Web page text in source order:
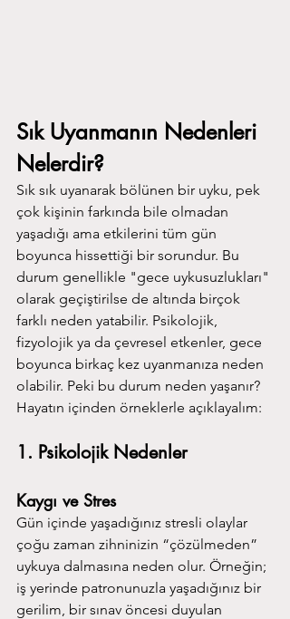
Sık Uyanmanın Nedenleri
Nelerdir?
Sık sık uyanarak bölünen bir uyku, pek
çok kişinin farkında bile olmadan
yaşadığı ama etkilerini tüm gün
boyunca hissettiği bir sorundur. Bu
durum genellikle "gece uykusuzlukları"
olarak geçiştirilse de altında birçok
farklı neden yatabilir. Psikolojik,
fizyolojik ya da çevresel etkenler, gece
boyunca birkaç kez uyanmanıza neden
olabilir. Peki bu durum neden yaşanır?
Hayatın içinden örneklerle açıklayalım:
1. Psikolojik Nedenler
Kaygı ve Stres
Gün içinde yaşadığınız stresli olaylar
çoğu zaman zihninizin “çözülmeden”
uykuya dalmasına neden olur. Örneğin;
iş yerinde patronunuzla yaşadığınız bir
gerilim, bir sınav öncesi duyulan